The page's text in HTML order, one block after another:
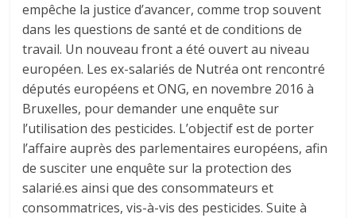
empêche la justice d’avancer, comme trop souvent
dans les questions de santé et de conditions de
travail. Un nouveau front a été ouvert au niveau
européen. Les ex-salariés de Nutréa ont rencontré
députés européens et ONG, en novembre 2016 à
Bruxelles, pour demander une enquête sur
l’utilisation des pesticides. L’objectif est de porter
l’affaire auprès des parlementaires européens, afin
de susciter une enquête sur la protection des
salarié.es ainsi que des consommateurs et
consommatrices, vis-à-vis des pesticides. Suite à